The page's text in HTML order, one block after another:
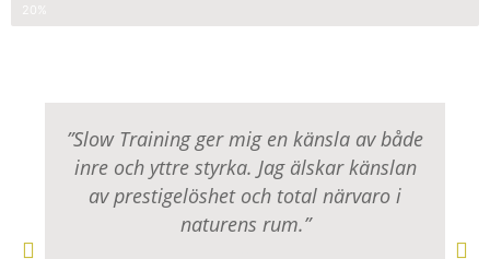
20%
”Slow Training ger mig en känsla av både
inre och yttre styrka. Jag älskar känslan
av prestigelöshet och total närvaro i
naturens rum.”